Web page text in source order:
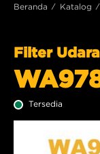
Beranda Katalog
Filter Udara
Tersedia